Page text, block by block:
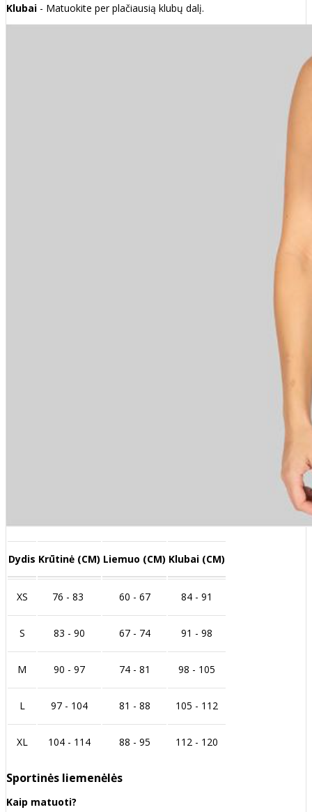
Klubai - Matuokite per plačiausią klubų dalį.
Dydis Krūtinė (CM) Liemuo (CM) Klubai (CM)
XS 76 - 83 60 - 67 84 - 91
S 83 - 90 67 - 74 91 - 98
M 90 - 97 74 - 81 98 - 105
L 97 - 104 81 - 88 105 - 112
XL 104 - 114 88 - 95 112 - 120
Sportinės liemenėlės
Kaip matuoti?